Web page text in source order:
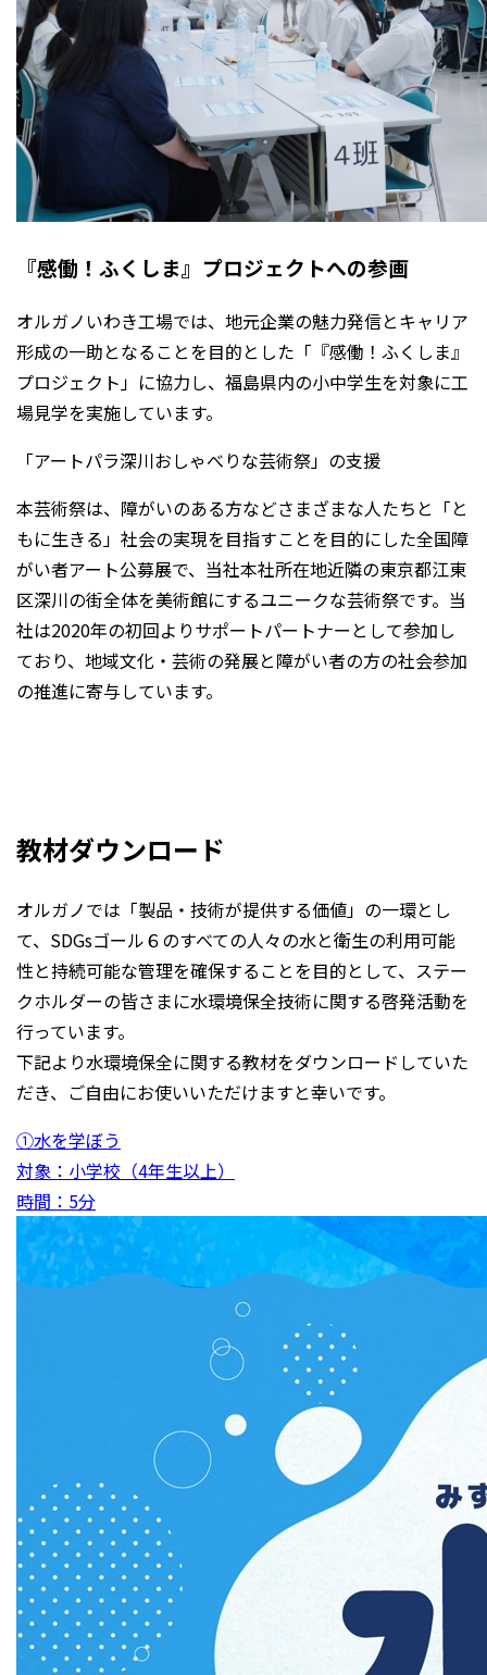
『感働！ふくしま』プロジェクトへの参画
オルガノいわき工場では、地元企業の魅力発信とキャリア
形成の一助となることを目的とした「『感働！ふくしま』
プロジェクト」に協力し、福島県内の小中学生を対象に工
場見学を実施しています。
「アートパラ深川おしゃべりな芸術祭」の支援
本芸術祭は、障がいのある方などさまざまな人たちと「と
もに生きる」社会の実現を目指すことを目的にした全国障
がい者アート公募展で、当社本社所在地近隣の東京都江東
区深川の街全体を美術館にするユニークな芸術祭です。当
社は2020年の初回よりサポートパートナーとして参加し
ており、地域文化・芸術の発展と障がい者の方の社会参加
の推進に寄与しています。
教材ダウンロード
オルガノでは「製品・技術が提供する価値」の一環とし
て、SDGsゴール６のすべての人々の水と衛生の利用可能
性と持続可能な管理を確保することを目的として、ステー
クホルダーの皆さまに水環境保全技術に関する啓発活動を
行っています。
下記より水環境保全に関する教材をダウンロードしていた
だき、ご自由にお使いいただけますと幸いです。
①水を学ぼう
対象：小学校（4年生以上）
時間：5分